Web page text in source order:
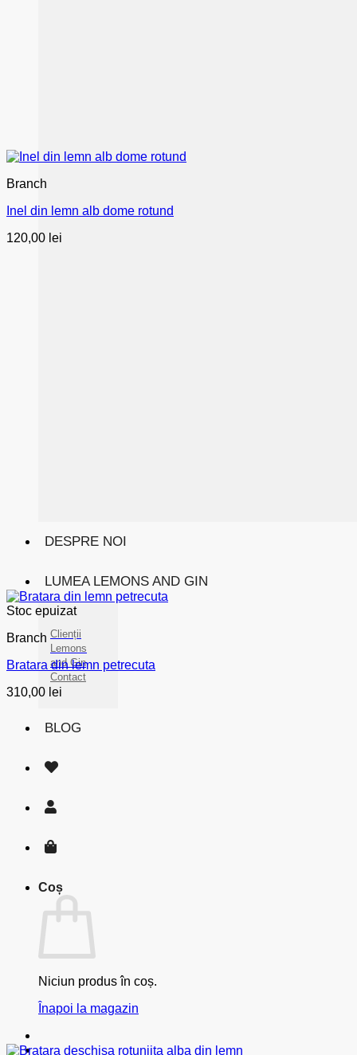
DESPRE NOI
LUMEA LEMONS AND GIN
Clienții
Lemons
and Gin
Contact
BLOG
Coș
Niciun produs în coș.
Înapoi la magazin
Branch
Inel din lemn alb dome rotund
120,00 lei
Stoc epuizat
Branch
Bratara din lemn petrecuta
310,00 lei